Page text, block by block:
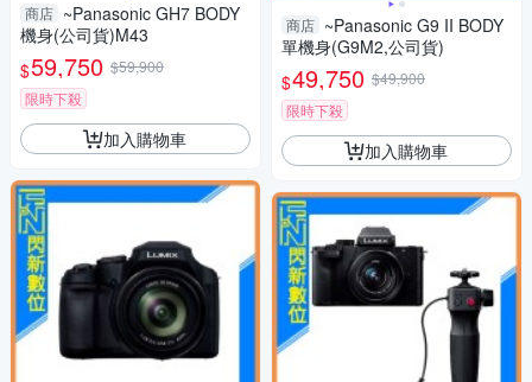
商店 ~Panasonic GH7 BODY
機身(公司貨)M43
$59,750 $59,900
限時下殺
加入購物車
商店 ~Panasonic G9 II BODY
單機身(G9M2,公司貨)
$49,750 $49,900
限時下殺
加入購物車